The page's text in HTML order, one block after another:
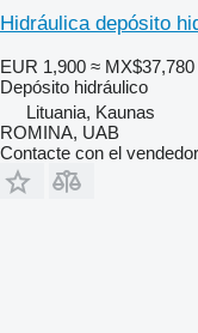
Hidráulica depósito
EUR 1,900 ≈ MX$37,780
Depósito hidráulico
Lituania, Kaunas
ROMINA, UAB
Contacte con el vendedor